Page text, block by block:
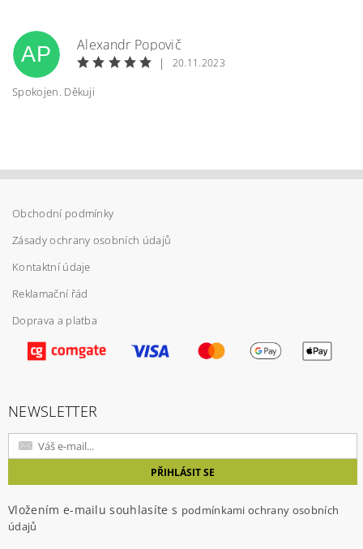
Vložením hodnocení souhlasíte s
ochrany osobních údajů
AP
Alexandr Popovič
|
20.11.2023
Spokojen. Děkuji
Obchodní podmínky
Zásady ochrany osobních údajů
Kontaktní údaje
Reklamační řád
Doprava a platba
NEWSLETTER
Vložením e-mailu souhlasíte s podmínkami ochrany osobních
údajů